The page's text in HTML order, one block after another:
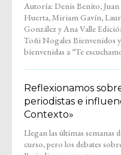
Autoría: Denis Benito, Juan
Huerta, Miriam Gavín,
González y Ana Valle Edición:
Toñi Nogales Bienvenidos y
bienvenidas a “Te
Voces de quienes llegaron a
Zaragoza para quedarse”.
espacio tranquilo, hecho para
escuchar sin prisas y
Reflexionamos
periodistas e
Contexto»
Llegan las últimas semanas
curso, pero los debates
nuestro propio podcast
#Entremedios. Laura